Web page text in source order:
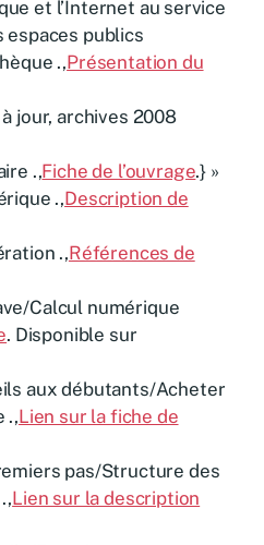
et l’Internet au service
publics
.,Présentation du
jour, archives 2008
.,Fiche de l’ouvrage.} »
.,Description de
.,Références de
Calcul numérique
. Disponible sur
aux débutants/Acheter
.,Lien sur la fiche de
pas/Structure des
Lien sur la description